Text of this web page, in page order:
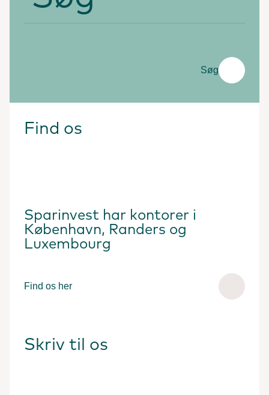
Søg
Find os
Sparinvest har kontorer i
København, Randers og
Luxembourg
Find os her
Skriv til os